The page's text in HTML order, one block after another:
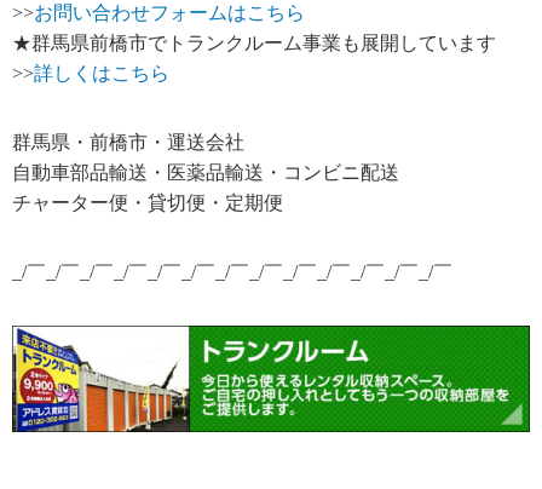
>>お問い合わせフォームはこちら
★群馬県前橋市でトランクルーム事業も展開しています
>>詳しくはこちら
群馬県・前橋市・運送会社
自動車部品輸送・医薬品輸送・コンビニ配送
チャーター便・貸切便・定期便
_/￣_/￣_/￣_/￣_/￣_/￣_/￣_/￣_/￣_/￣_/￣_/￣_/￣